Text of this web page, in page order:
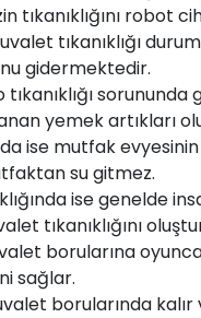
tıkanıklığını robot
tıkanıklığı
gidermektedir.
tıkanıklığı
yemek artıkları
ise mutfak
sugitmez.
ise genelde
tıkanıklığını
borularına
sağlar.
borularında kalır